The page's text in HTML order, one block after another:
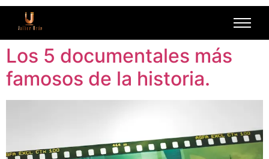
Los 5 documentales más
famosos de la historia.